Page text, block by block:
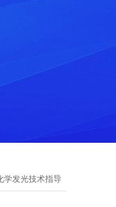
学发光技术指导